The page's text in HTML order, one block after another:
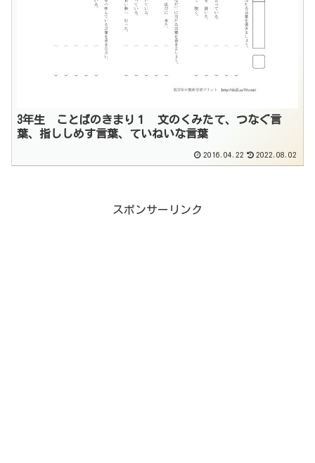
3年生 ことばのきまり１ 文のくみたて、つなぐ言
葉、指ししめす言葉、ていねいな言葉
2016.04.22 2022.08.02
スポンサーリンク